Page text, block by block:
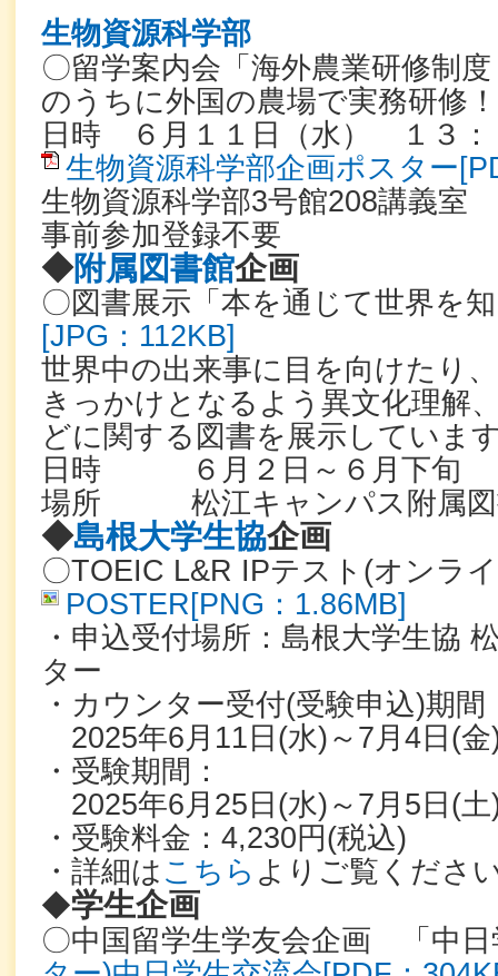
生物資源科学部
〇留学案内会「海外農業研修制
のうちに外国の農場で実務研修
日時 ６月１１日（水） １３
生物資源科学部企画ポスター
生物資源科学部3号館208講義室
事前参加登録不要
◆附属図書館企画
〇図書展示「本を通じて世界を
[JPG：112KB]
世界中の出来事に目を向けたり
きっかけとなるよう異文化理解
どに関する図書を展示していま
日時 ６月２日～６月下旬
場所 松江キャンパス附属図
◆島根大学生協企画
〇TOEIC L&R IPテスト(オンラ
POSTER[PNG：1.86MB]
・申込受付場所：島根大学生協
ター
・カウンター受付(受験申込)期間
2025年6月11日(水)～7月4日(金
・受験期間：
2025年6月25日(水)～7月5日(土
・受験料金：4,230円(税込)
・詳細は こちら よりご覧くださ
◆学生企画
〇中国留学生学友会企画 「中日